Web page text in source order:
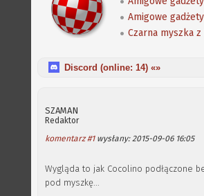
Amigowe
Discord (online: 14) «»
SZAMAN
Redaktor
komentarz #1wysłany: 2015-09-06 16:05
Wygląda to jak Cocolino podłączone
pod myszkę...